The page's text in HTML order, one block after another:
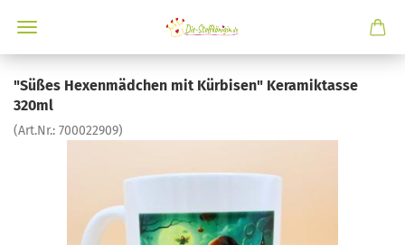
"Süßes Hexenmädchen mit Kürbisen" Keramiktasse
320ml
(Art.Nr.: 700022909)